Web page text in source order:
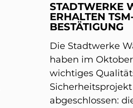
STADTWERKE
ERHALTEN
BESTÄTIGUNG
Die Stadtwerke
haben im
wichtiges
abgeschlossen: